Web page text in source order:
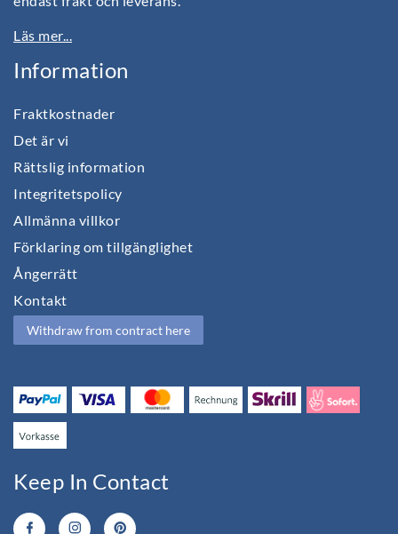
Läs mer...
Information
Fraktkostnader
Det är vi
Rättslig information
Integritetspolicy
Allmänna villkor
Förklaring om tillgänglighet
Ångerrätt
Kontakt
Withdraw from contract here
Keep In Contact